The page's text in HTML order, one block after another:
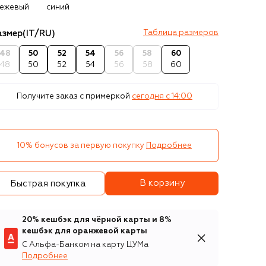
синий
(IT/RU) Таблица размеров
48
50
50
52
52
54
54
56
56
58
58
60
60
Получите заказ с примеркой сегодня c 14:00
10% бонусов за первую покупку Подробнее
Быстрая покупка В корзину
20% кешбэк для чёрной карты и 8%
кешбэк для оранжевой карты
С Альфа-Банком на карту ЦУМа
Подробнее